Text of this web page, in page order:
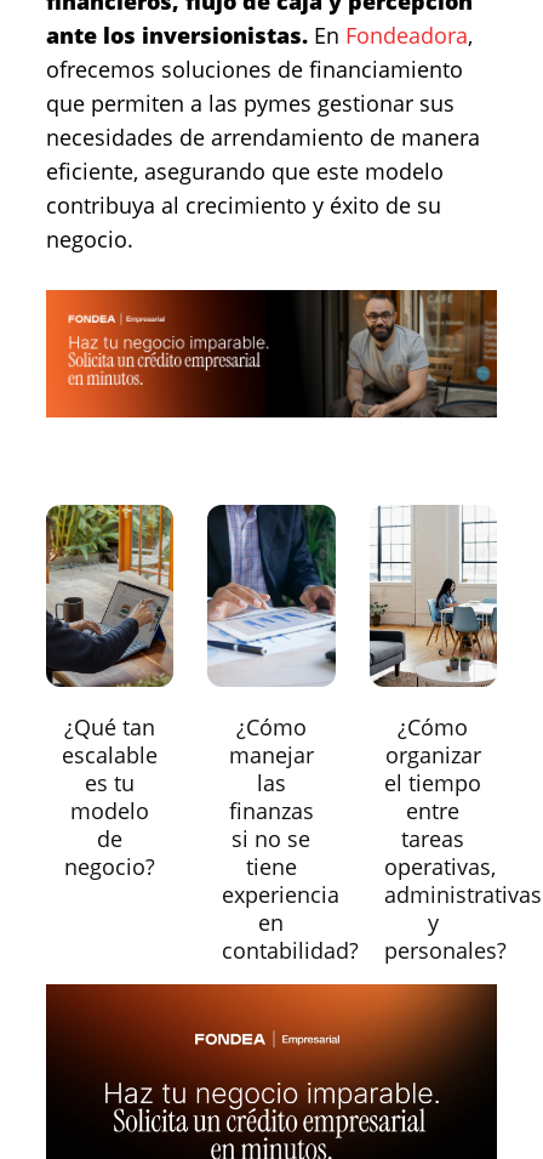
ante los inversionistas. En Fondeadora,
ofrecemos soluciones de financiamiento
que permiten a las pymes gestionar sus
necesidades de arrendamiento de manera
eficiente, asegurando que este modelo
contribuya al crecimiento y éxito de su
negocio.
¿Qué tan
escalable
es tu
modelo
de
negocio?
¿Cómo
manejar
las
finanzas
si no se
tiene
experiencia
en
contabilidad?
¿Cómo
organizar
el tiempo
entre
tareas
operativas,
administrativas
y
personales?